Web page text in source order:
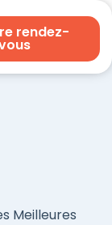
rendez-
Meilleures